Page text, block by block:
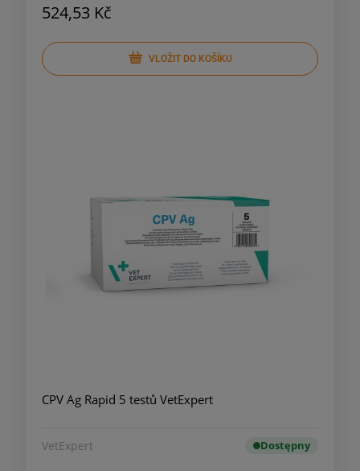
524,53 Kč
VLOŽIT DO KOŠÍKU
CPV Ag Rapid 5 testů VetExpert
VetExpert Dostępny